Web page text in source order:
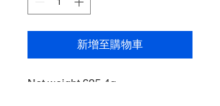
新增至購物車
Net weight 695.4g